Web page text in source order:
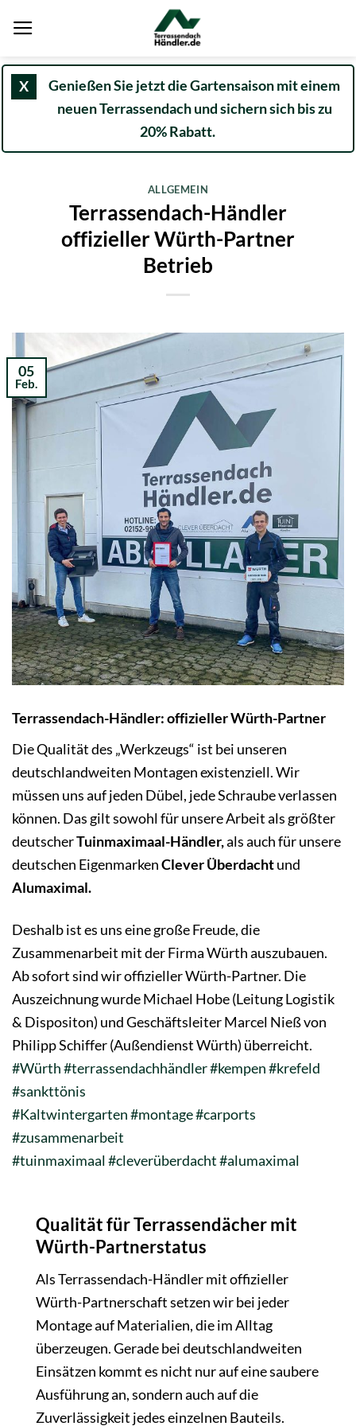
Inhalt
X
Genießen Sie jetzt die Gartensaison mit einem
neuen Terrassendach und sichern sich bis zu
20% Rabatt.
ALLGEMEIN
Terrassendach-Händler
offizieller Würth-Partner
Betrieb
05
Feb.
Terrassendach-Händler: offizieller Würth-Partner
Die Qualität des „Werkzeugs“ ist bei unseren
deutschlandweiten Montagen existenziell. Wir
müssen uns auf jeden Dübel, jede Schraube verlassen
können. Das gilt sowohl für unsere Arbeit als größter
deutscherTuinmaximaal-Händler,als auch für unsere
deutschen EigenmarkenClever Überdachtund
Alumaximal.
Deshalb ist es uns eine große Freude, die
Zusammenarbeit mit der Firma Würth auszubauen.
Ab sofort sind wir offizieller Würth-Partner. Die
Auszeichnung wurde Michael Hobe (Leitung Logistik
& Dispositon) und Geschäftsleiter Marcel Nieß von
Philipp Schiffer (Außendienst Würth) überreicht.
#Würth#terrassendachhändler#kempen#krefeld
#sankttönis
#Kaltwintergarten#montage#carports
#zusammenarbeit
#tuinmaximaal#cleverüberdacht#alumaximal
Qualität für Terrassendächer mit
Würth-Partnerstatus
Als Terrassendach-Händler mit offizieller
Würth-Partnerschaft setzen wir bei jeder
Montage auf Materialien, die im Alltag
überzeugen. Gerade bei deutschlandweiten
Einsätzen kommt es nicht nur auf eine saubere
Ausführung an, sondern auch auf die
Zuverlässigkeit jedes einzelnen Bauteils.